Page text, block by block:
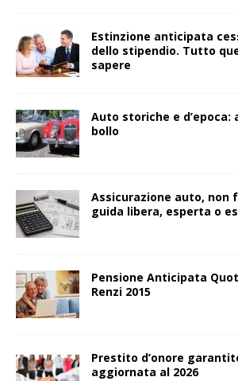
Estinzione anticipata
dello stipendio. Tutto
sapere
Auto storiche e d’epoca:
bollo
Assicurazione auto, non
guida libera, esperta o
Pensione Anticipata
Renzi 2015
Prestito d’onore
aggiornata al 2026